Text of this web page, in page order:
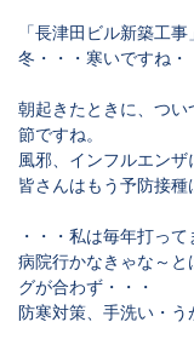
「長津田ビル新築工
冬・・・寒いですね・
朝起きたときに、つ
節ですね。
風邪、インフルエンザ
皆さんはもう予防接種
・・・私は毎年打っ
病院行かなきゃな～
グが合わず・・・
防寒対策、手洗い・